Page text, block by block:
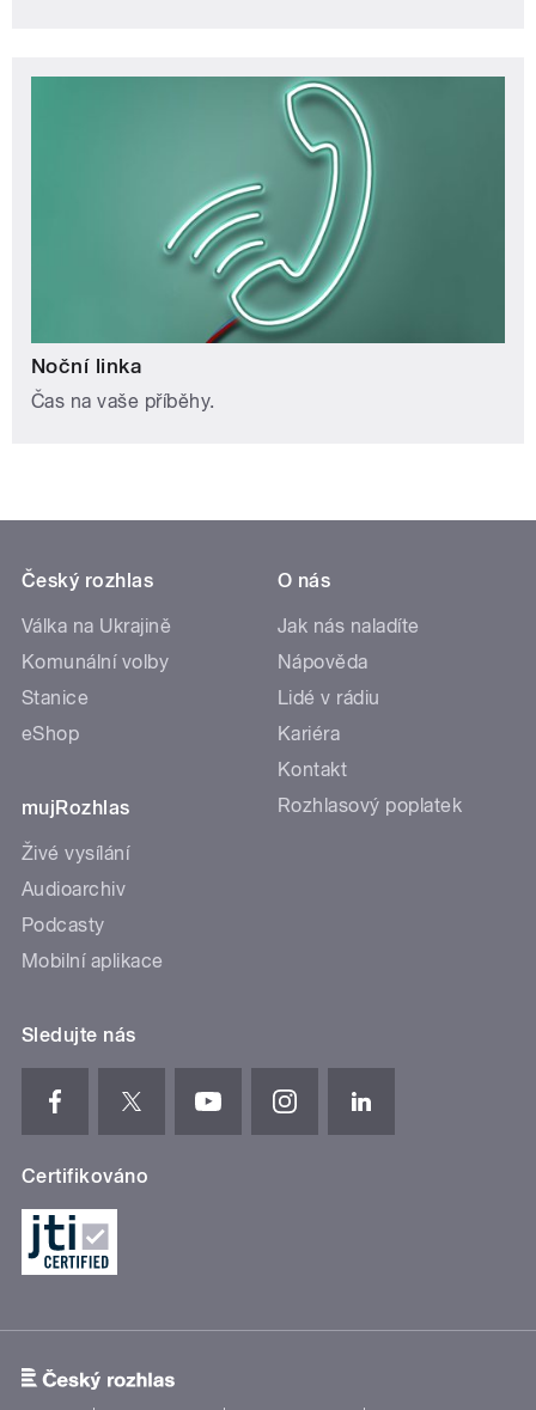
Noční linka
Čas na vaše příběhy.
Český rozhlas
Válka na Ukrajině
Komunální volby
Stanice
eShop
mujRozhlas
Živé vysílání
Audioarchiv
Podcasty
Mobilní aplikace
O nás
Jak nás naladíte
Nápověda
Lidé v rádiu
Kariéra
Kontakt
Rozhlasový poplatek
Sledujte nás
Certifikováno